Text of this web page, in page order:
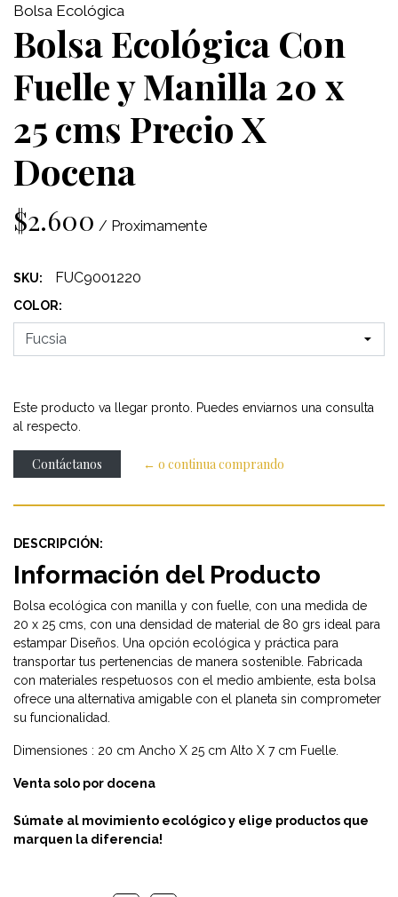
Bolsa Ecológica
Bolsa Ecológica Con
Fuelle y Manilla 20 x
25 cms Precio X
Docena
$2.600 / Proximamente
SKU: FUC9001220
COLOR:
Este producto va llegar pronto. Puedes enviarnos una consulta
al respecto.
Contáctanos ← o continua comprando
DESCRIPCIÓN:
Información del Producto
Bolsa ecológica con manilla y con fuelle, con una medida de
20 x 25 cms, con una densidad de material de 80 grs ideal para
estampar Diseños. Una opción ecológica y práctica para
transportar tus pertenencias de manera sostenible. Fabricada
con materiales respetuosos con el medio ambiente, esta bolsa
ofrece una alternativa amigable con el planeta sin comprometer
su funcionalidad.
Dimensiones : 20 cm Ancho X 25 cm Alto X 7 cm Fuelle.
Venta solo por docena
Súmate al movimiento ecológico y elige productos que
marquen la diferencia!